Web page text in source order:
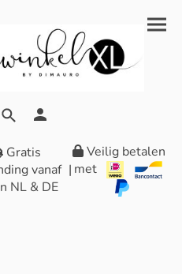
Gratis
vanaf
NL & DE
|
Veilig betalen
met